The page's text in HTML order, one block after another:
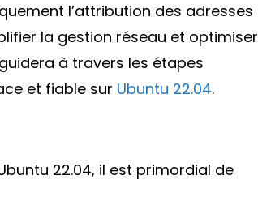
l’attribution des adresses
la gestion réseau et optimiser
à travers les étapes
et fiable sur Ubuntu 22.04.
22.04, il est primordial de